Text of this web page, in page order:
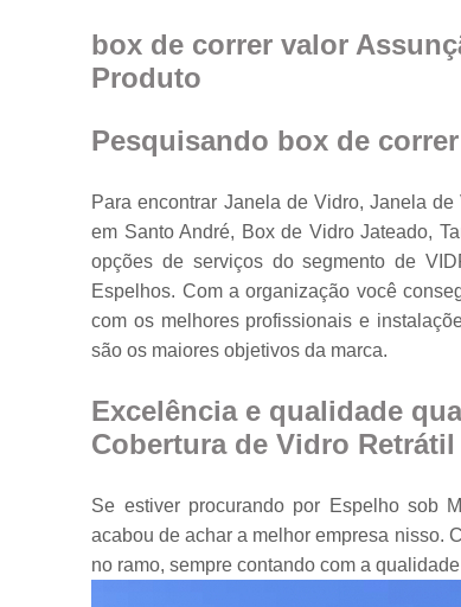
box de correr valor
Produto
Pesquisando box de
Para encontrar Janela de Vidro, Janela
em Santo André, Box de Vidro Jateado,
opções de serviços do segmento de
Espelhos. Com a organização você
com os melhores profissionais e
são os maiores objetivos da marca.
Excelência e qualidade
Cobertura de Vidro
Se estiver procurando por Espelho sob
acabou de achar a melhor empresa nisso.
no ramo, sempre contando com a